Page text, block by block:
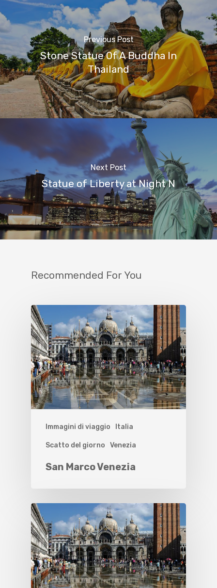
Previous Post
Stone Statue Of A Buddha In
Thailand
Next Post
Statue of Liberty at Night N
Recommended For You
Immagini di viaggio Italia
Scatto del giorno Venezia
San Marco Venezia